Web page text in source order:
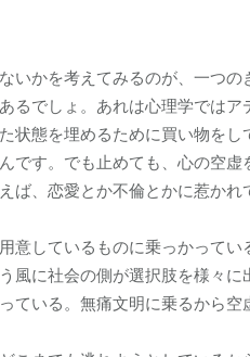
かを考えてみるのが、一つ
でしょ。あれは心理学ではア
態を埋めるために買い物を
す。でも止めても、心の空
、恋愛とか不倫とかに惹か
しているものに乗っかって
に社会の側が選択肢を様々
いる。無痛文明に乗るから